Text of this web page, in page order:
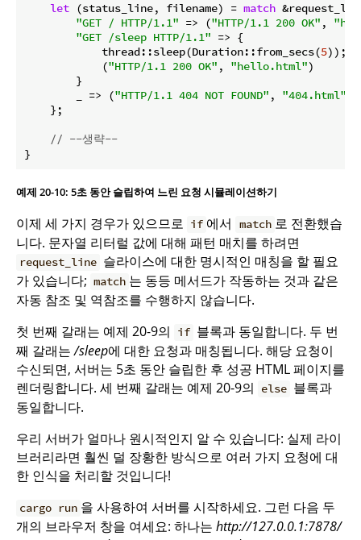
let (status_line, filename) = match
"GET / HTTP/1.1" => ("HTTP/1.1 200 OK" ,
"GET /sleep HTTP/1.1" => {
            thread::sleep(Duration::from_secs(
5));
            (
"HTTP/1.1 200 OK" , "hello.html")
        }
        _ => (
"HTTP/1.1 404 NOT FOUND" , "404.html"
    };
// --생략--
}
예제 20-10: 5초 동안 슬립하여 느린 요청 시뮬레이션하기
이제 세 가지 경우가 있으므로 if 에서 match 로 전환했습
니다. 문자열 리터럴 값에 대해 패턴 매치를 하려면
request_line 슬라이스에 대한 명시적인 매칭을 할 필요
가 있습니다; match 는 동등 메서드가 작동하는 것과 같은
자동 참조 및 역참조를 수행하지 않습니다.
첫 번째 갈래는 예제 20-9의
if 블록과 동일합니다. 두 번
째 갈래는/sleep에 대한 요청과 매칭됩니다. 해당 요청이
수신되면, 서버는 5초 동안 슬립한 후 성공 HTML 페이지를
렌더링합니다. 세 번째 갈래는 예제 20-9의
else 블록과
동일합니다.
우리 서버가 얼마나 원시적인지 알 수 있습니다: 실제 라이
브러리라면 훨씬 덜 장황한 방식으로 여러 가지 요청에 대
한 인식을 처리할 것입니다!
cargo run 을 사용하여 서버를 시작하세요. 그런 다음 두
개의 브라우저 창을 여세요: 하나는 http://127.0.0.1:7878/